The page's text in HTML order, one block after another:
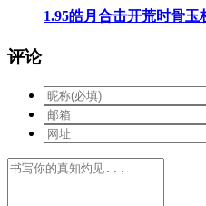
1.95皓月合击开荒时骨
评论